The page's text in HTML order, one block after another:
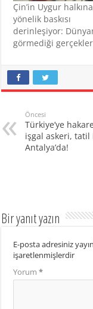
Çin’in Uygur halkına
yönelik baskısı
derinleşiyor:
görmediği
Öncesi
Türkiye’ye
işgal askeri, tatil
Antalya’da!
Bir yanıt yazın
E-posta adresiniz
işaretlenmişlerdir
Yorum*